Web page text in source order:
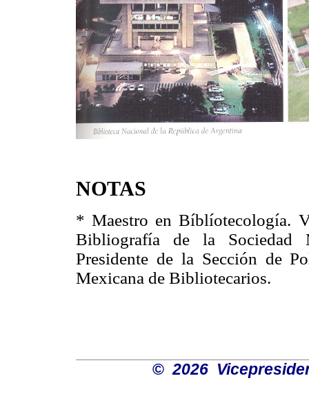
NOTAS
* Maestro en Bíblíotecología.
Bibliografía de la Sociedad
Presidente de la Sección de
Mexicana de Bibliotecarios.
© 2026